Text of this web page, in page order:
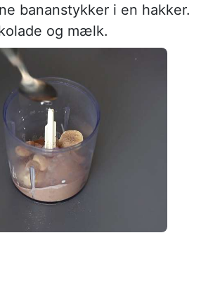
bananstykker i en hakker.
og mælk.